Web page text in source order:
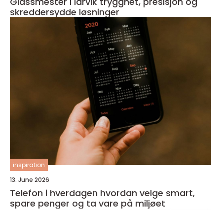
skreddersydde løsninger
inspiration
13. June 2026
Telefon i hverdagen hvordan velge smart,
spare penger og ta vare på miljøet